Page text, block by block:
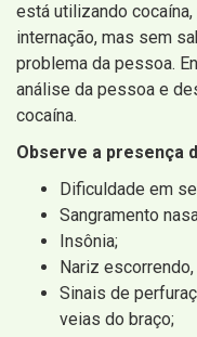
está utilizando
internação, mas sem
problema da pessoa.
análise da pessoa e
cocaína.
Observe a presença
Dificuldade em
Sangramento
Insônia;
Nariz
Sinais de
veias do braço;